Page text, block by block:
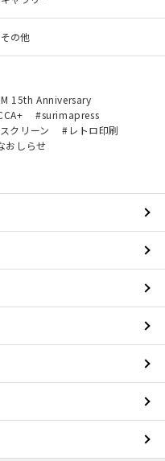
その他
15th Anniversary
surimapress
クリーン
レトロ印刷
おしらせ